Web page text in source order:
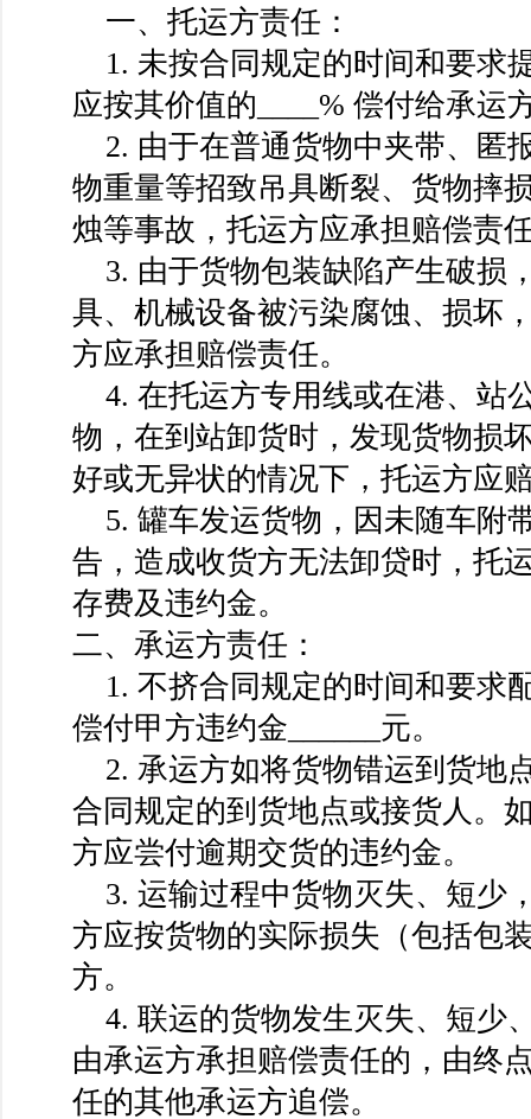
一、托运方责任：
1. 未按合同规定的时间和要求
应按其价值的____% 偿付给承运
2. 由于在普通货物中夹带、匿
物重量等招致吊具断裂、货物摔
烛等事故，托运方应承担赔偿责
3. 由于货物包装缺陷产生破损
具、机械设备被污染腐蚀、损坏
方应承担赔偿责任。
4. 在托运方专用线或在港、站
物，在到站卸货时，发现货物损
好或无异状的情况下，托运方应
5. 罐车发运货物，因未随车附
告，造成收货方无法卸贷时，托
存费及违约金。
二、承运方责任：
1. 不挤合同规定的时间和要求
偿付甲方违约金______元。
2. 承运方如将货物错运到货地
合同规定的到货地点或接货人。
方应尝付逾期交货的违约金。
3. 运输过程中货物灭失、短少
方应按货物的实际损失（包括包
方。
4. 联运的货物发生灭失、短少
由承运方承担赔偿责任的，由终
任的其他承运方追偿。